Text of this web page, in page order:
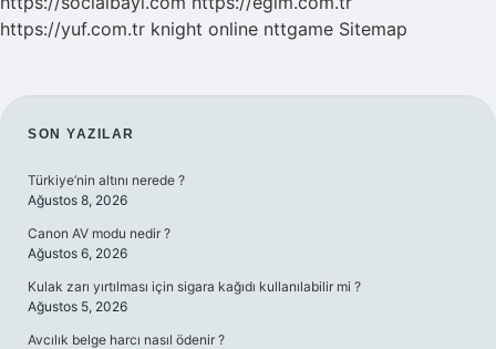
https://yuf.com.tr knight online nttgame Sitemap
SIDEBAR
SON YAZILAR
Türkiye’nin altını nerede ?
Ağustos 8, 2026
Canon AV modu nedir ?
Ağustos 6, 2026
Kulak zarı yırtılması için sigara kağıdı kullanılabilir mi ?
Ağustos 5, 2026
Avcılık belge harcı nasıl ödenir ?